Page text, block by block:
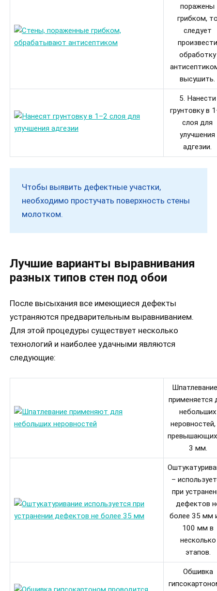
поражены
грибком,
следует
произвести
обработку
высушить.
5. Нанести
грунтовку в
слоя для
улучшения
адгезии.
Чтобы выявить дефектные участки,
необходимо простучать поверхность стены
молотком.
Лучшие варианты выравнивания
разных типов стен под обои
После высыхания все имеющиеся дефекты
устраняются предварительным выравниванием.
Для этой процедуры существует несколько
технологий и наиболее удачными являются
следующие:
применяется
небольших
неровностей,
3 мм.
–
при
дефектов
более 35 мм
100 мм в
несколько
этапов.
Обшивка